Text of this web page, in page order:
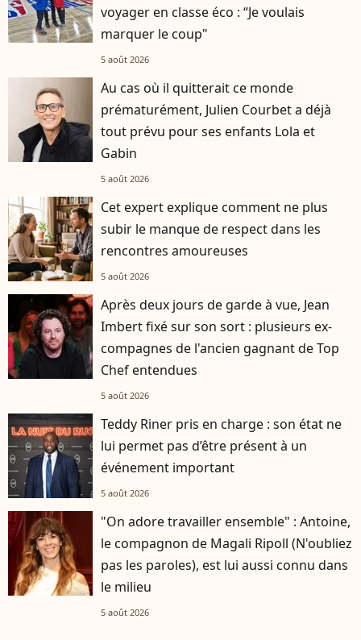
voyager en classe éco : “Je voulais
marquer le coup"
5 août 2026
Au cas où il quitterait ce monde
prématurément, Julien Courbet a déjà
tout prévu pour ses enfants Lola et
Gabin
5 août 2026
Cet expert explique comment ne plus
subir le manque de respect dans les
rencontres amoureuses
5 août 2026
Après deux jours de garde à vue, Jean
Imbert fixé sur son sort : plusieurs ex-
compagnes de l'ancien gagnant de Top
Chef entendues
5 août 2026
Teddy Riner pris en charge : son état ne
lui permet pas d’être présent à un
événement important
5 août 2026
"On adore travailler ensemble" : Antoine,
le compagnon de Magali Ripoll (N'oubliez
pas les paroles), est lui aussi connu dans
le milieu
5 août 2026